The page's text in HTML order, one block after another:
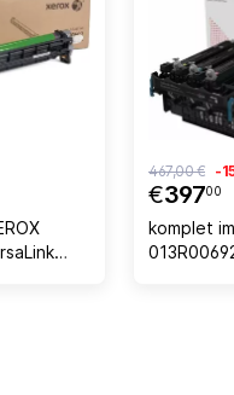
€39700
467,00 € -
komplet